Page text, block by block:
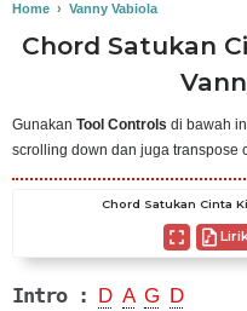
Home › Vanny Vabiola
Chord Satukan
Gunakan Tool Controls di bawah
scrolling down dan juga transpose
Chord Satukan Cinta
Intro : D A G D